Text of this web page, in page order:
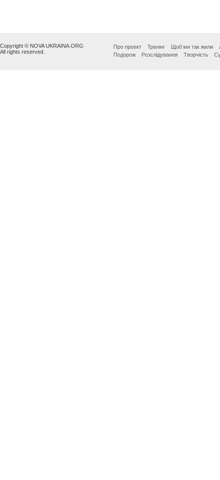
Copyright © NOVA UKRAINA.ORG
All rights reserved.
Про проект Тренінг Щоб ми так жили
Подорож
Розслідування Творчість